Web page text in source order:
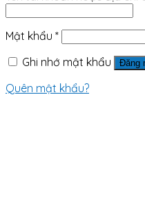
Mật khẩu *
Ghi nhớ mật khẩu
Đăng
Quên mật khẩu?